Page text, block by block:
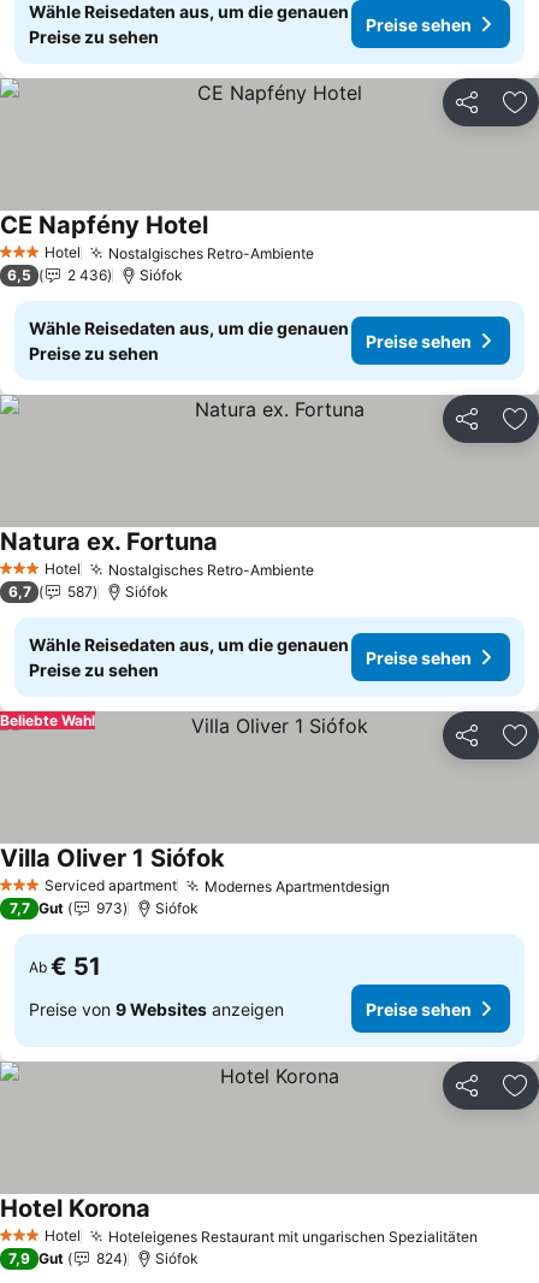
Wähle Reisedaten aus, um die genauen
Preise zu sehen
Preise sehen
Teilen
3 SterneHotel Nostalgisches Retro-AmbientePreise sehen
CE Napfény HotelPreise sehen
6,5 2 436 Siófok
Wähle Reisedaten aus, um die genauen
Preise zu sehen
Preise sehen
Teilen
3 SterneHotel Nostalgisches Retro-AmbientePreise sehen
Natura ex. Fortuna
6,7 587 Siófok
Wähle Reisedaten aus, um die genauen
Preise zu sehen
Preise sehen
Teilen
Beliebte Wahl
3 SterneServiced apartment Modernes Apartmentdesign
Villa Oliver 1 SiófokPreise sehen
7,7 Gut 973 Siófok
Ab € 51
Preise von 9 Websites anzeigen Preise sehen
Teilen
3 SterneHotel Hoteleigenes Restaurant mit ungarischen Spezialitäten
Hotel Korona
7,9 Gut 824 Siófok